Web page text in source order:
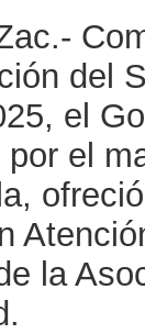
del
el
el
la